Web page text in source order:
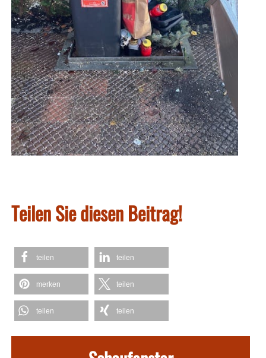
Teilen Sie diesen Beitrag!
teilen teilen
merken teilen
teilen teilen